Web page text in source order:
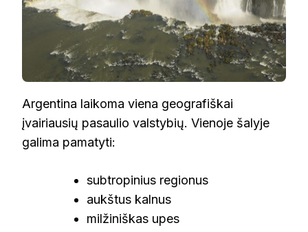
Argentina laikoma viena geografiškai
įvairiausių pasaulio valstybių. Vienoje šalyje
galima pamatyti:
subtropinius regionus
aukštus kalnus
milžiniškas upes